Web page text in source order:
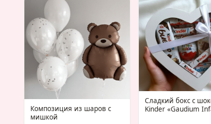
Композиция из шаров с
мишкой
Сладкий бокс с
Kinder «Gaudium